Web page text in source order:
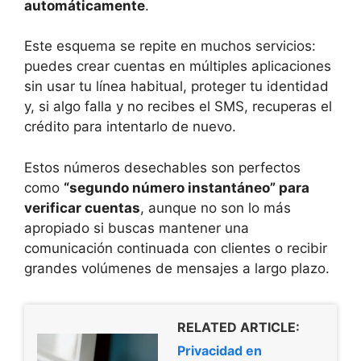
automáticamente.
Este esquema se repite en muchos servicios:
puedes crear cuentas en múltiples aplicaciones
sin usar tu línea habitual, proteger tu identidad
y, si algo falla y no recibes el SMS, recuperas el
crédito para intentarlo de nuevo.
Estos números desechables son perfectos
como “segundo número instantáneo” para
verificar cuentas, aunque no son lo más
apropiado si buscas mantener una
comunicación continuada con clientes o recibir
grandes volúmenes de mensajes a largo plazo.
RELATED ARTICLE:
Privacidad en